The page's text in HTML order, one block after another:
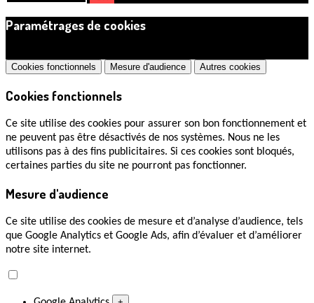
Paramétrages de cookies
Cookies fonctionnels Mesure d'audience Autres cookies
Cookies fonctionnels
Ce site utilise des cookies pour assurer son bon fonctionnement et
ne peuvent pas être désactivés de nos systèmes. Nous ne les
utilisons pas à des fins publicitaires. Si ces cookies sont bloqués,
certaines parties du site ne pourront pas fonctionner.
Mesure d'audience
Ce site utilise des cookies de mesure et d’analyse d’audience, tels
que Google Analytics et Google Ads, afin d’évaluer et d’améliorer
notre site internet.